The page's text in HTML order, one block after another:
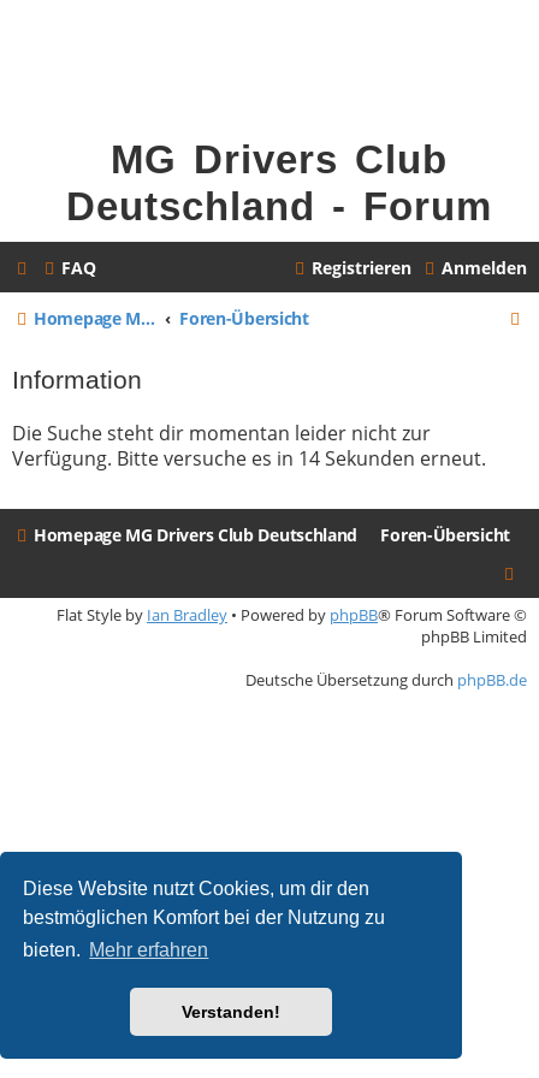
Diese Website nutzt Cookies, um dir den
bestmöglichen Komfort bei der Nutzung zu
bieten. Mehr erfahren
Verstanden!
MG Drivers Club
Deutschland - Forum
FAQ Anmelden
Registrieren
Homepage MG Drivers Club Deutschland Foren-Übersicht
Information
Die Suche steht dir momentan leider nicht zur
Verfügung. Bitte versuche es in 14 Sekunden erneut.
Homepage MG Drivers Club Deutschland Foren-Übersicht
Flat Style by Ian Bradley • Powered by phpBB® Forum Software ©
phpBB Limited
Deutsche Übersetzung durch phpBB.de